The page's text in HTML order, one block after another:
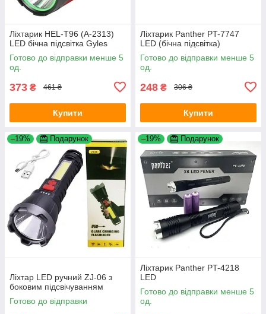
Ліхтарик HEL-T96 (A-2313)
LED бічна підсвітка Gyles
Готово до відправки менше 5
од.
373 ₴ 461 ₴
Купити
Ліхтарик Panther PT-7747
LED (бічна підсвітка)
Готово до відправки менше 5
од.
248 ₴ 306 ₴
Купити
–19% Подарунок
Ліхтар LED ручний ZJ-06 з
боковим підсвічуванням
Готово до відправки
–19% Подарунок
Ліхтарик Panther PT-4218
LED
Готово до відправки менше 5
од.